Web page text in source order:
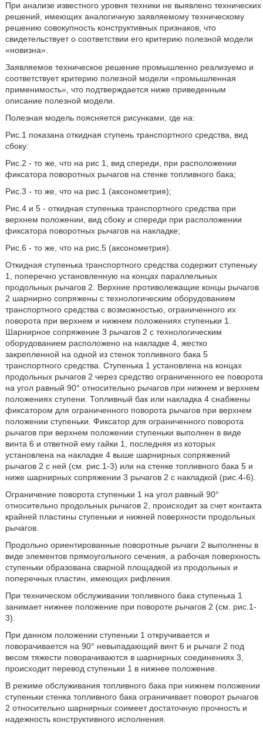
При анализе известного уровня техники не выявлено технических
решений, имеющих аналогичную заявляемому техническому
решению совокупность конструктивных признаков, что
свидетельствует о соответствии его критерию полезной модели
«новизна».
Заявляемое техническое решение промышленно реализуемо и
соответствует критерию полезной модели «промышленная
применимость», что подтверждается ниже приведенным
описание полезной модели.
Полезная модель поясняется рисунками, где на:
Рис.1 показана откидная ступень транспортного средства, вид
сбоку:
Рис.2 - то же, что на рис 1, вид спереди, при расположении
фиксатора поворотных рычагов на стенке топливного бака;
Рис.3 - то же, что на рис.1 (аксонометрия);
Рис.4 и 5 - откидная ступенька транспортного средства при
верхнем положении, вид сбоку и спереди при расположении
фиксатора поворотных рычагов на накладке;
Рис.6 - то же, что на рис.5 (аксонометрия).
Откидная ступенька транспортного средства содержит ступеньку
1, поперечно установленную на концах параллельных
продольных рычагов 2. Верхние противолежащие концы рычагов
2 шарнирно сопряжены с технологическим оборудованием
транспортного средства с возможностью, ограниченного их
поворота при верхнем и нижнем положениях ступеньки 1.
Шарнирное сопряжение 3 рычагов 2 с технологическим
оборудованием расположено на накладке 4, жестко
закрепленной на одной из стенок топливного бака 5
транспортного средства. Ступенька 1 установлена на концах
продольных рычагов 2 через средство ограниченного ее поворота
на угол равный 90° относительно рычагов при нижнем и верхнем
положениях ступени. Топливный бак или накладка 4 снабжены
фиксатором для ограниченного поворота рычагов при верхнем
положении ступеньки. Фиксатор для ограниченного поворота
рычагов при верхнем положении ступеньки выполнен в виде
винта 6 и ответной ему гайки 1, последняя из которых
установлена на накладке 4 выше шарнирных сопряжений
рычагов 2 с ней (см. рис.1-3) или на стенке топливного бака 5 и
ниже шарнирных сопряжении 3 рычагов 2 с накладкой (рис.4-6).
Ограничение поворота ступеньки 1 на угол равный 90°
относительно продольных рычагов 2, происходит за счет контакта
крайней пластины ступеньки и нижней поверхности продольных
рычагов.
Продольно ориентированные поворотные рычаги 2 выполнены в
виде элементов прямоугольного сечения, а рабочая поверхность
ступеньки образована сварной площадкой из продольных и
поперечных пластин, имеющих рифления.
При техническом обслуживании топливного бака ступенька 1
занимает нижнее положение при повороте рычагов 2 (см. рис.1-
3).
При данном положении ступеньки 1 откручивается и
поворачивается на 90° невыпадающий винт 6 и рычаги 2 под
весом тяжести поворачиваются в шарнирных соединениях 3,
происходит перевод ступеньки 1 в нижнее положение.
В режиме обслуживания топливного бака при нижнем положении
ступеньки стенка топливного бака ограничивает поворот рычагов
2 относительно шарнирных соимеет достаточную прочность и
надежность конструктивного исполнения.